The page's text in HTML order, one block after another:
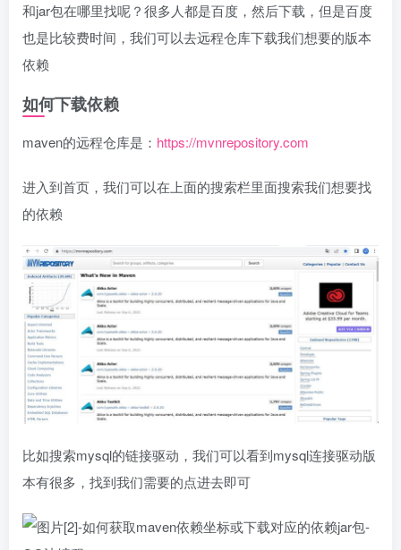
和jar包在哪里找呢？很多人都是百度，然后下载，但是百度
也是比较费时间，我们可以去远程仓库下载我们想要的版本
依赖
如何下载依赖
maven的远程仓库是： https://mvnrepository.com
进入到首页，我们可以在上面的搜索栏里面搜索我们想要找
的依赖
比如搜索mysql的链接驱动，我们可以看到mysql连接驱动版
本有很多，找到我们需要的点进去即可